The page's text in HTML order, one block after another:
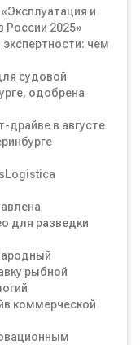
и
России 2025»
чем
судовой
одобрена
драйве в августе
для разведки
рыбной
коммерческой